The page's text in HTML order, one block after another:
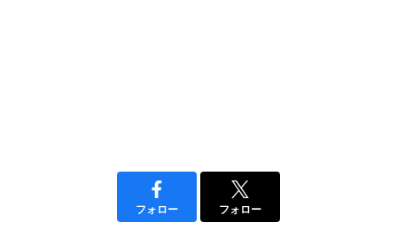
フォロー フォロー